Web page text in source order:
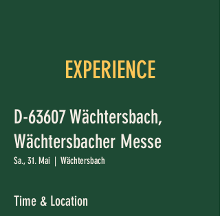
EXPERIENCE
D-63607 Wächtersbach,
Wächtersbacher Messe
Sa., 31. Mai
  |
Wächtersbach
Time & Location